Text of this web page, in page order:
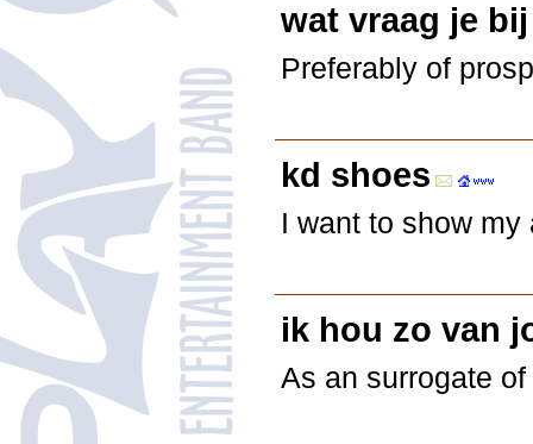
wat vraag je
Preferably of
kd shoes
I want to show
ik hou zo van
As an surrogate